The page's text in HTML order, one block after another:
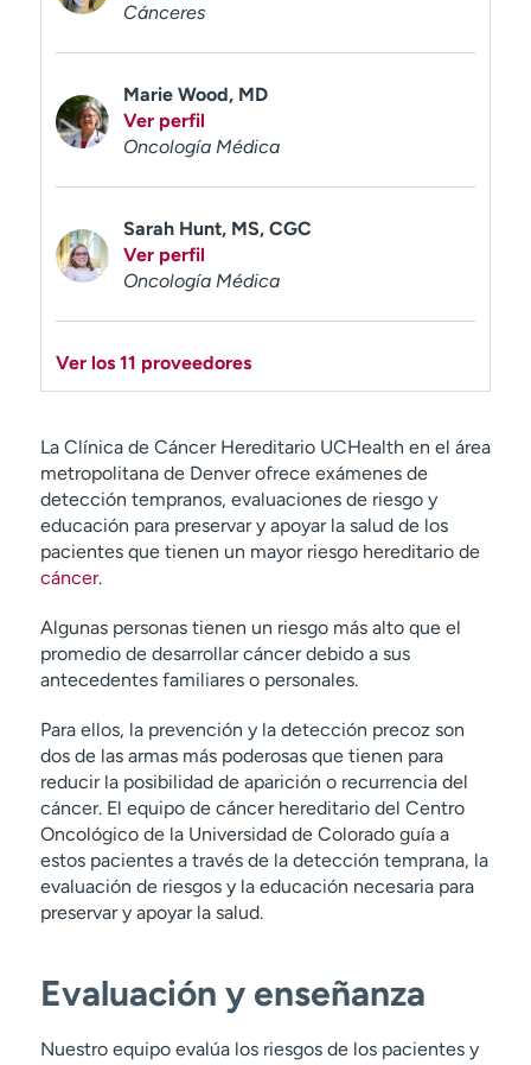
Cánceres
Marie Wood, MD
Ver perfil
Oncología Médica
Sarah Hunt, MS, CGC
Ver perfil
Oncología Médica
Ver los 11 proveedores
La Clínica de Cáncer Hereditario UCHealth en el área
metropolitana de Denver ofrece exámenes de
detección tempranos, evaluaciones de riesgo y
educación para preservar y apoyar la salud de los
pacientes que tienen un mayor riesgo hereditario de
cáncer.
Algunas personas tienen un riesgo más alto que el
promedio de desarrollar cáncer debido a sus
antecedentes familiares o personales.
Para ellos, la prevención y la detección precoz son
dos de las armas más poderosas que tienen para
reducir la posibilidad de aparición o recurrencia del
cáncer. El equipo de cáncer hereditario del Centro
Oncológico de la Universidad de Colorado guía a
estos pacientes a través de la detección temprana, la
evaluación de riesgos y la educación necesaria para
preservar y apoyar la salud.
Evaluación y enseñanza
Nuestro equipo evalúa los riesgos de los pacientes y